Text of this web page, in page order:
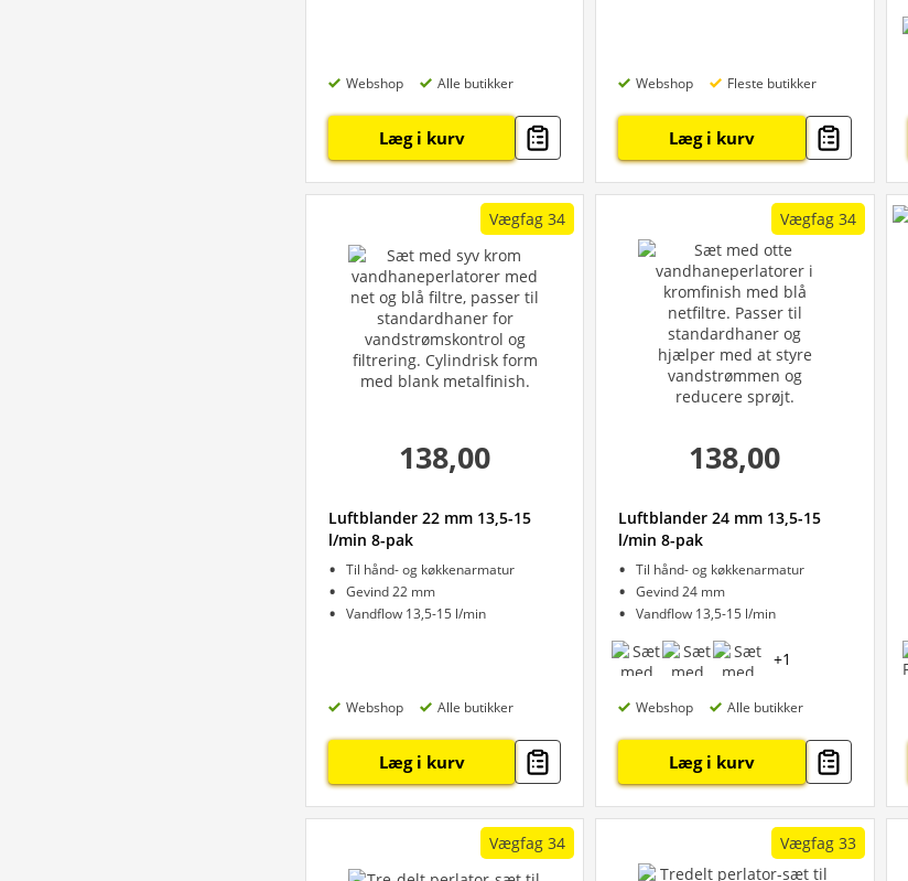
Webshop Alle butikker
Læg i kurv
Webshop Fleste butikker
Læg i kurv
Vægfag 34
138,00
Luftblander 22 mm 13,5-15
l/min 8-pak
Til hånd- og køkkenarmatur
Gevind 22 mm
Vandflow 13,5-15 l/min
Webshop Alle butikker
Læg i kurv
Vægfag 34
138,00
Luftblander 24 mm 13,5-15
l/min 8-pak
Til hånd- og køkkenarmatur
Gevind 24 mm
Vandflow 13,5-15 l/min
+1
Webshop Alle butikker
Læg i kurv
Vægfag 34 Vægfag 33